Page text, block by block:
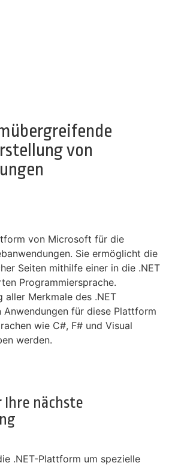
von
von Microsoft für die
Sie ermöglicht die
Seiten mithilfe einer in die .NET
Programmiersprache.
aller Merkmale des .NET
Anwendungen für diese Plattform
wie C#, F# und Visual
werden.
Ihre nächste
.NET-Plattform um spezielle